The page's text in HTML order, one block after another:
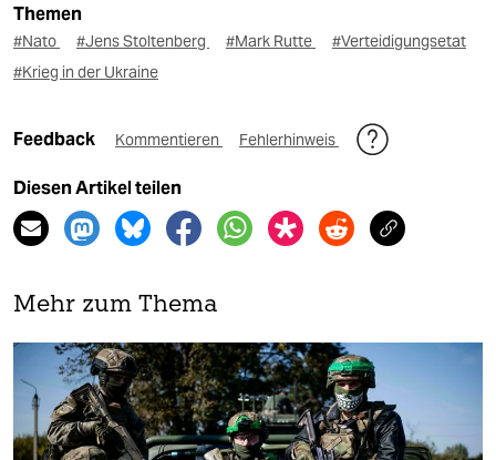
Themen
#Nato #Jens Stoltenberg #Mark Rutte
#Verteidigungsetat
#Krieg in der Ukraine
Feedback Kommentieren Fehlerhinweis
Diesen Artikel teilen
Mehr zum Thema